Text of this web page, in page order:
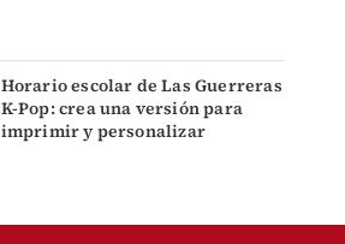
Horario escolar de Las Guerreras
K-Pop: crea una versión para
imprimir y personalizar